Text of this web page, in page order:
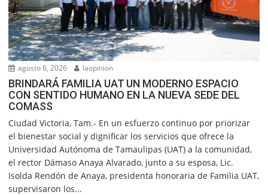
agosto 6, 2026 laopinion
BRINDARÁ FAMILIA UAT UN MODERNO ESPACIO
CON SENTIDO HUMANO EN LA NUEVA SEDE DEL
COMASS
Ciudad Victoria, Tam.- En un esfuerzo continuo por priorizar
el bienestar social y dignificar los servicios que ofrece la
Universidad Autónoma de Tamaulipas (UAT) a la comunidad,
el rector Dámaso Anaya Alvarado, junto a su esposa, Lic.
Isolda Rendón de Anaya, presidenta honoraria de Familia UAT,
supervisaron los...